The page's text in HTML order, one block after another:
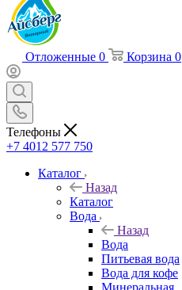
Отложенные 0 Корзина 0
Телефоны
+7 4012 577 750
Каталог
Назад
Каталог
Вода
Назад
Вода
Питьевая вода
Вода для кофе
Минеральная